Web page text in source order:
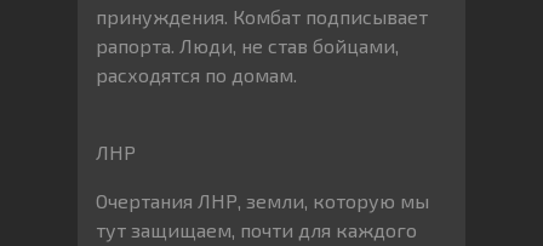
принуждения. Комбат подписывает
рапорта. Люди, не став бойцами,
расходятся по домам.
ЛНР
Очертания ЛНР, земли, которую мы
тут защищаем, почти для каждого